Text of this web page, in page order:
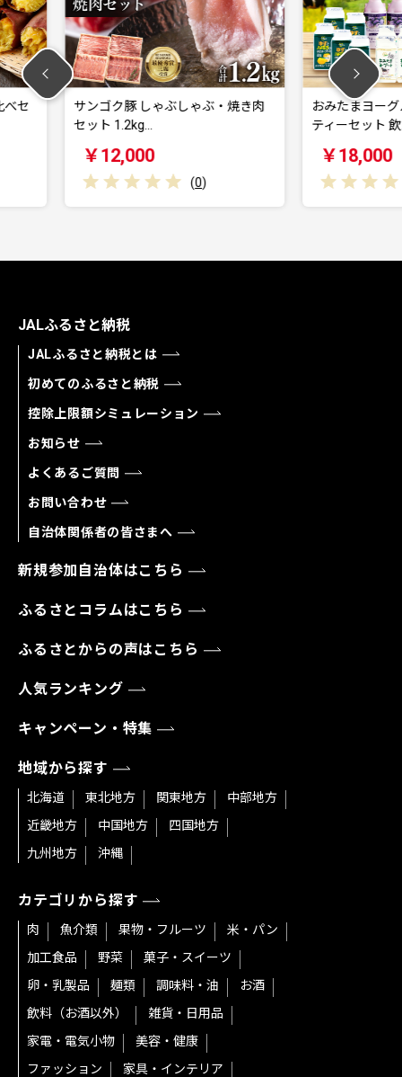
ゃぶ・焼き肉
おみたまヨーグルト&プリン バラエ
ティーセット 飲…
￥18,000
PGM
分
￥
JALふるさと納税
JALふるさと納税とは
初めてのふるさと納税
控除上限額シミュレーション
お知らせ
よくあるご質問
お問い合わせ
自治体関係者の皆さまへ
新規参加自治体はこちら
ふるさとコラムはこちら
ふるさとからの声はこちら
人気ランキング
キャンペーン・特集
地域から探す
北海道 東北地方 関東地方
中部地方
近畿地方
中国地方
四国地方
九州地方
沖縄
カテゴリから探す
肉 魚介類 果物・フルーツ
米・パン
加工食品
野菜
菓子・スイーツ
卵・乳製品
麺類 調味料・油
お酒
飲料（お酒以外）
雑貨・日用品
家電・電気小物
美容・健康
ファッション
家具・インテリア